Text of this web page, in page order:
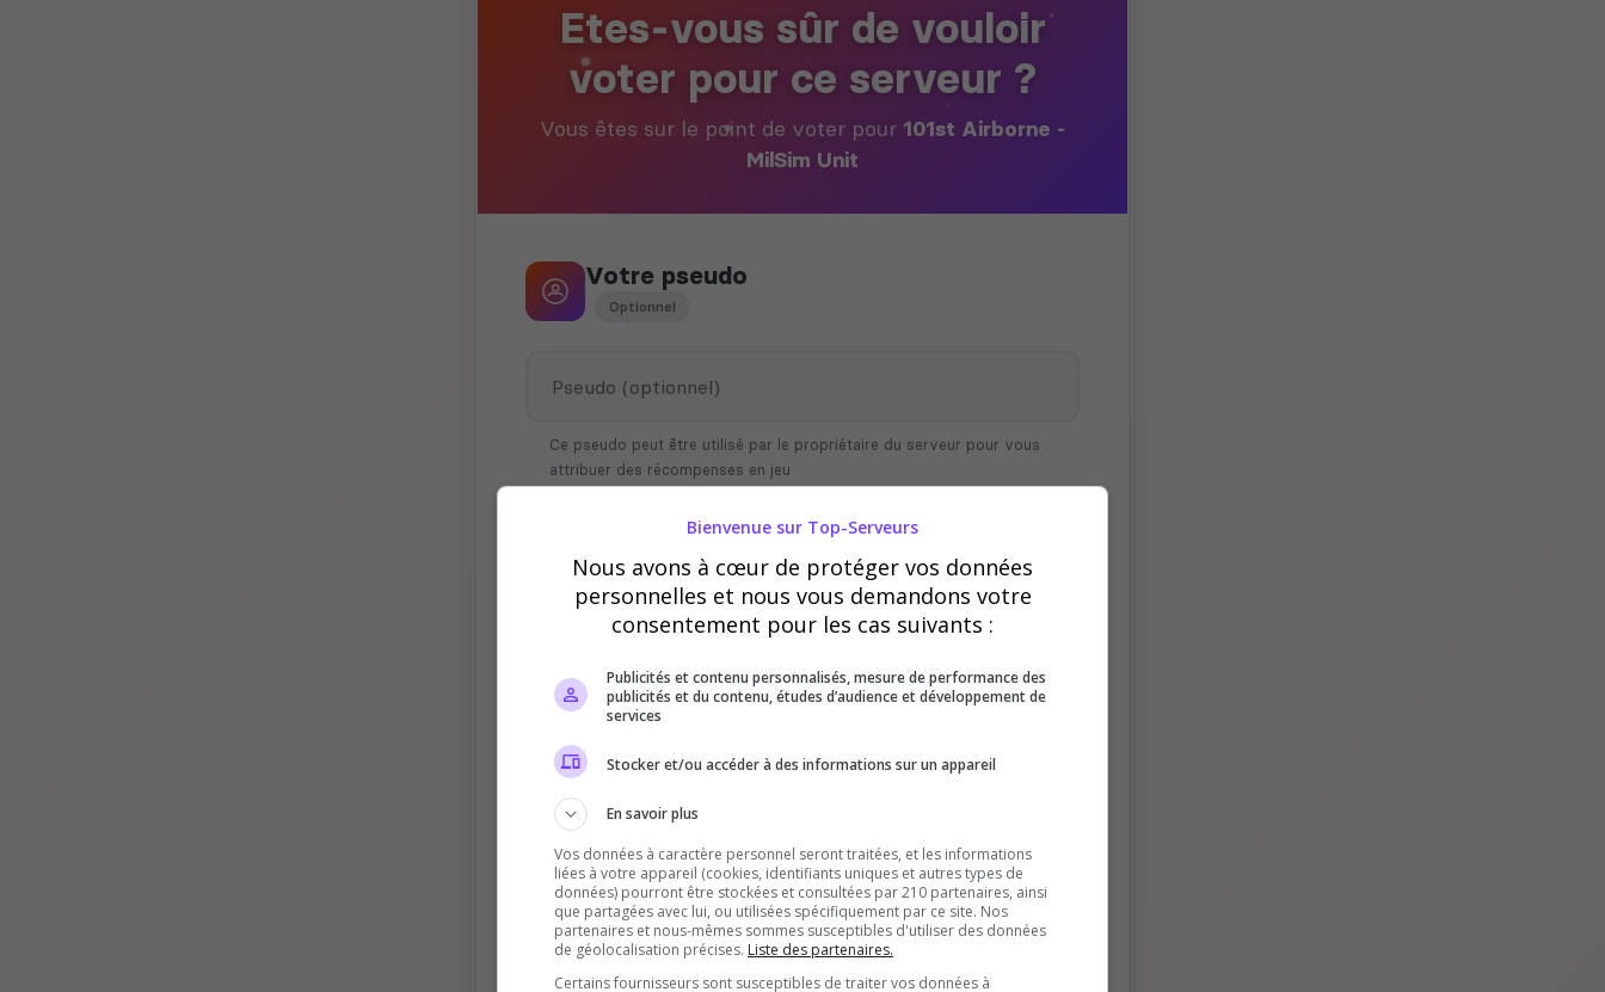
Etes-vous sûr de vouloir
voter pour ce serveur ?
Vous êtes sur le point de voter pour 101st Airborne -
MilSim Unit
Votre pseudo
Optionnel
Ce pseudo peut être utilisé par le propriétaire du serveur pour vous
attribuer des récompenses en jeu
Vérification
Requis
automatisés
Bienvenue sur Top-Serveurs
Nous avons à cœur de protéger vos données
personnelles et nous vous demandons votre
consentement pour les cas suivants :
Publicités et contenu personnalisés, mesure de performance des
publicités et du contenu, études d’audience et développement de
services
Stocker et/ou accéder à des informations sur un appareil
En savoir plus
Vos données à caractère personnel seront traitées, et les informations
liées à votre appareil (cookies, identifiants uniques et autres types de
données) pourront être stockées et consultées par 210 partenaires, ainsi
que partagées avec lui, ou utilisées spécifiquement par ce site. Nos
partenaires et nous-mêmes sommes susceptibles d'utiliser des données
de géolocalisation précises. Liste des partenaires.
Certains fournisseurs sont susceptibles de traiter vos données à